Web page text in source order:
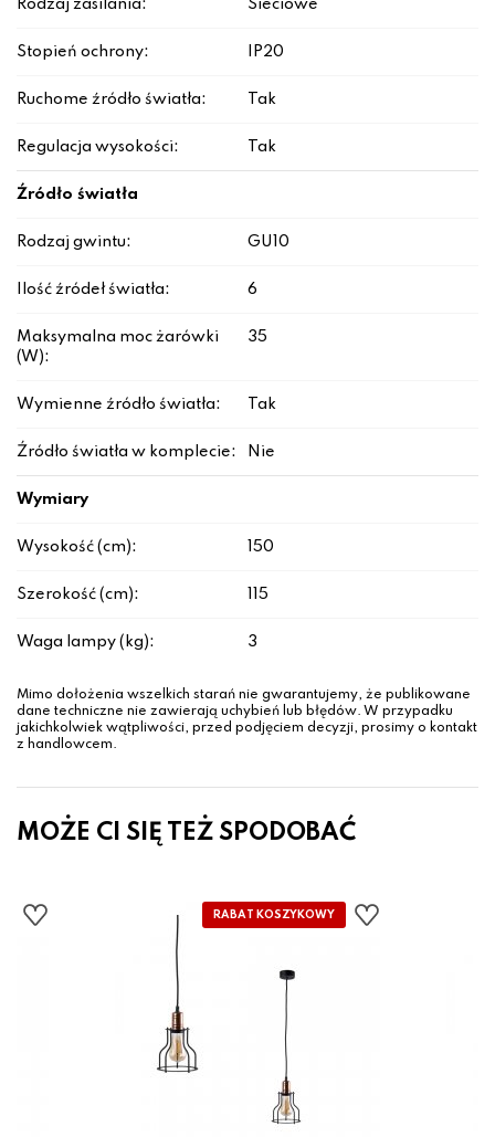
Rodzaj zasilania: Sieciowe
Stopień ochrony: IP20
Ruchome źródło światła: Tak
Regulacja wysokości: Tak
Źródło światła
Rodzaj gwintu: GU10
Ilość źródeł światła: 6
Maksymalna moc żarówki
(W):
35
Wymienne źródło światła: Tak
Źródło światła w komplecie: Nie
Wymiary
Wysokość (cm): 150
Szerokość (cm): 115
Waga lampy (kg): 3
Mimo dołożenia wszelkich starań nie gwarantujemy, że publikowane
dane techniczne nie zawierają uchybień lub błędów. W przypadku
jakichkolwiek wątpliwości, przed podjęciem decyzji, prosimy o kontakt
z handlowcem.
MOŻE CI SIĘ TEŻ SPODOBAĆ